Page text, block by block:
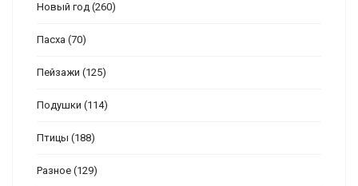
Новый год (260)
Пасха (70)
Пейзажи (125)
Подушки (114)
Птицы (188)
Разное (129)